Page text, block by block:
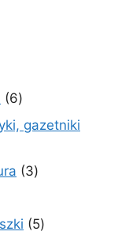
66
produktów
gazetniki
33
55